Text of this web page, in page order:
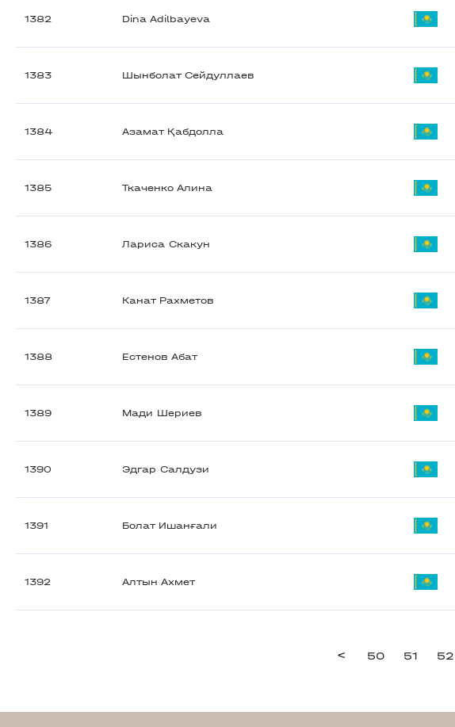
1382 Dina Adilbayeva
1383 Шынболат Сейдуллаев
1384 Азамат Қабдолла
1385 Ткаченко Алина
1386 Лариса Скакун
1387 Канат Рахметов
1388 Естенов Абат
1389 Мади Шериев
1390 Эдгар Салдузи
1391 Болат Ишанғали
1392 Алтын Ахмет
< 50 51 52